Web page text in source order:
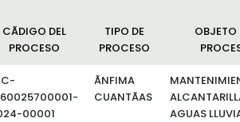
y Ordenamiento Territorial -
Contratación - PAC
CÃDIGO DEL
PROCESO
TIPO DE
PROCESO
OBJETO
00001
ÃNFIMA
CUANTÃAS
AGUAS